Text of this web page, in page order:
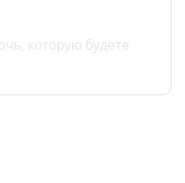
которую будете